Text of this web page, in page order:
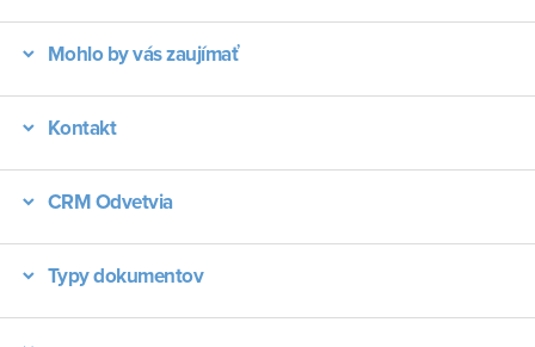
Mohlo by vás zaujímať
Kontakt
CRM Odvetvia
Typy dokumentov